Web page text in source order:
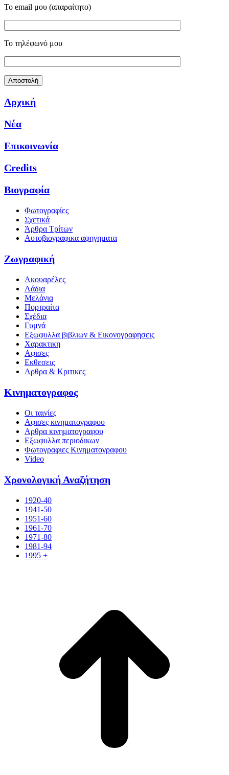
Το email μου (απαραίτητο)
Το τηλέφωνό μου
Αρχική
Νέα
Επικοινωνία
Credits
Βιογραφία
Φωτογραφίες
Σχετικά
Άρθρα Τρίτων
Αυτοβιογραφικα αφηγηματα
Ζωγραφική
Ακουαρέλες
Λάδια
Μελάνια
Πορτραίτα
Σχέδια
Γυμνά
Εξωφυλλα βιβλιων & Εικονογραφησεις
Χαρακτικη
Αφισες
Εκθεσεις
Αρθρα & Κριτικες
Κινηματογραφος
Οι ταινίες
Αφισες κινηματογραφου
Αρθρα κινηματογραφου
Εξωφυλλα περιοδικων
Φωτογραφιες Κινηματογραφου
Video
Χρονολογική Αναζήτηση
1920-40
1941-50
1951-60
1961-70
1971-80
1981-94
1995 +